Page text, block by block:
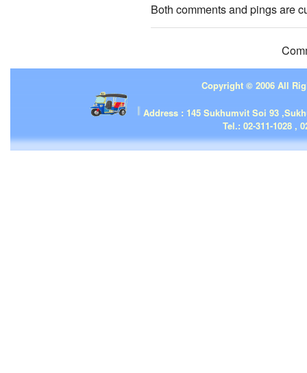
Both comments and pings are
Copyright © 2006 All
| | | Address : 145 Sukhumvit Soi 93
Tel.: 02-311-1028 ,